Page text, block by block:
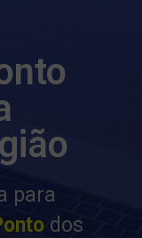
para
dos